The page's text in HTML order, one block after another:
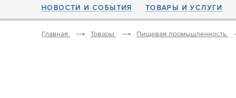
НОВОСТИ И СОБЫТИЯ ТОВАРЫ И УСЛУГИ
Главная Товары Пищевая промышленность